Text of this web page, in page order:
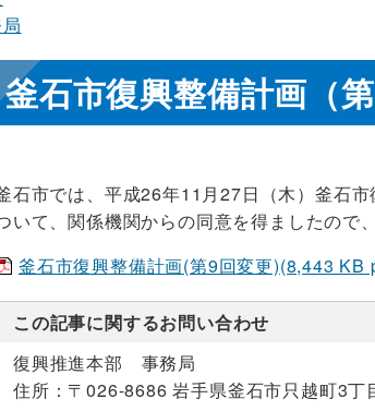
釜石市復興整備計画（
石市では、平成26年11月27日（木）釜石
いて、関係機関からの同意を得ましたので
釜石市復興整備計画(第9回変更)(8,443 KB
この記事に関するお問い合わせ
復興推進本部 事務局
住所： 〒026-8686 岩手県釜石市只越町3丁